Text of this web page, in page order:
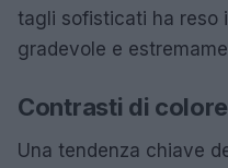
tagli sofisticati ha reso
gradevole e
Contrasti di
Una tendenza chiave